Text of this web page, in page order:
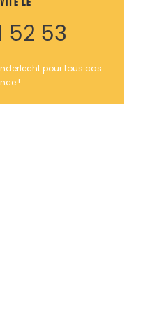
52 53
pour tous cas
!